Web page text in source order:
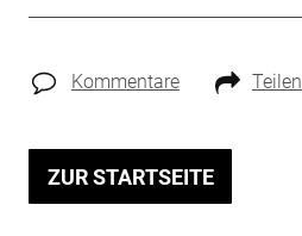
Kommentare Teilen
ZUR STARTSEITE